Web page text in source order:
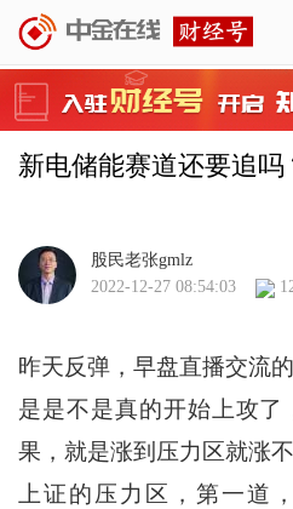
新电储能赛道还要追吗
股民老张gmlz
2022-12-27 08:54:03
昨天反弹，早盘直播交流
是是不是真的开始上攻
果，就是涨到压力区就涨不
上证的压力区，第一道